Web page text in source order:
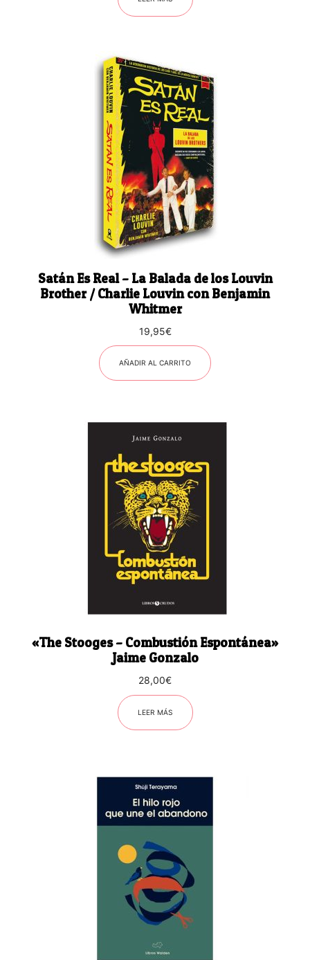
Satán Es Real – La Balada de los Louvin
Brother / Charlie Louvin con Benjamin
Whitmer
19,95€
AÑADIR AL CARRITO
«The Stooges – Combustión Espontánea»
Jaime Gonzalo
28,00€
LEER MÁS